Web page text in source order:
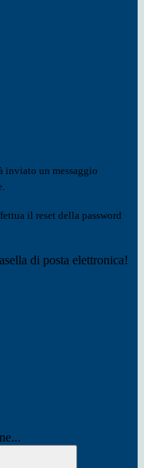
inviato un messaggio
il reset della password
di posta elettronica!